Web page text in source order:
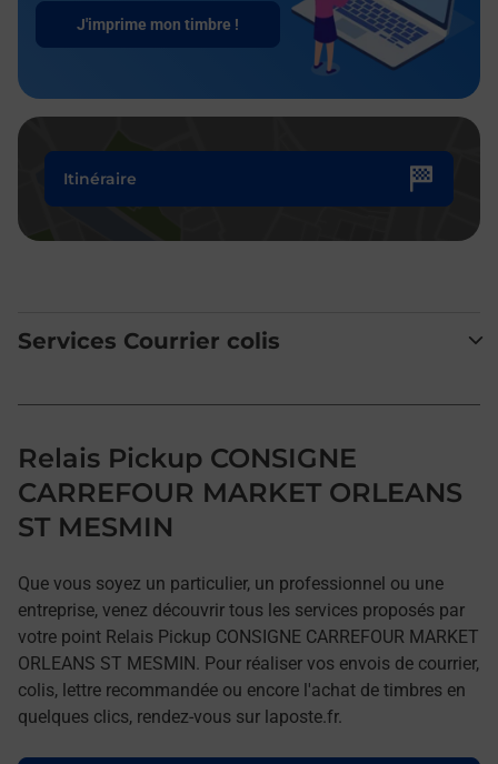
J'imprime mon timbre !
Itinéraire
Services Courrier colis
Relais Pickup CONSIGNE
CARREFOUR MARKET ORLEANS
ST MESMIN
Que vous soyez un particulier, un professionnel ou une
entreprise, venez découvrir tous les services proposés par
votre point Relais Pickup CONSIGNE CARREFOUR MARKET
ORLEANS ST MESMIN. Pour réaliser vos envois de courrier,
colis, lettre recommandée ou encore l'achat de timbres en
quelques clics, rendez-vous sur laposte.fr.